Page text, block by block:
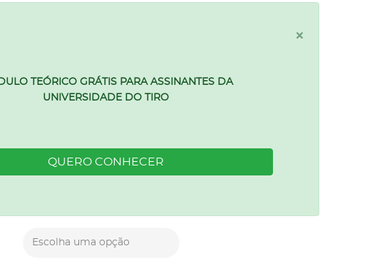
TEÓRICO GRÁTIS PARA ASSINANTES DA
UNIVERSIDADE DO TIRO
QUERO CONHECER
×
Escolha uma opção